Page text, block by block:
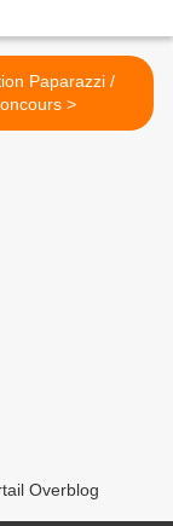
Paparazzi /
Concours >
Overblog